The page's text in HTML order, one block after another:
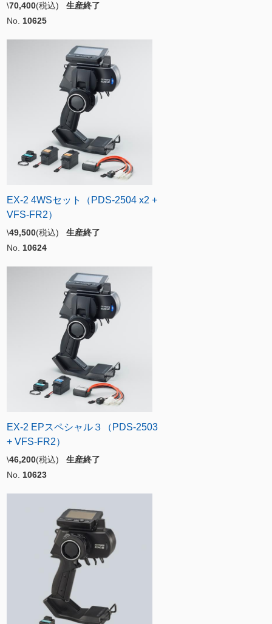
\70,400(税込) 生産終了
No. 10625
EX-2 4WSセット（PDS-2504 x2 +
VFS-FR2）
\49,500(税込) 生産終了
No. 10624
EX-2 EPスペシャル３（PDS-2503
+ VFS-FR2）
\46,200(税込) 生産終了
No. 10623